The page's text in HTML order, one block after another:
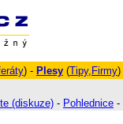
) - Plesy (Tipy, Firmy
(diskuze) - Pohlednice -